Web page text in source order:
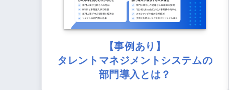
【事例あり】
タレントマネジメントシステムの
部門導入とは？